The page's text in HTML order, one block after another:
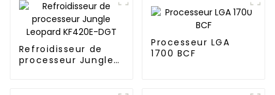
Refroidisseur de
processeur Jungle
Processeur LGA
1700 BCF